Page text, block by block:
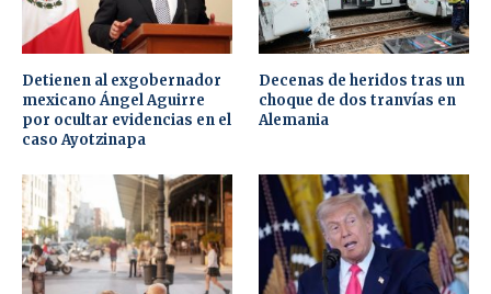
Detienen al exgobernador
mexicano Ángel Aguirre
por ocultar evidencias en el
caso Ayotzinapa
Decenas de heridos tras un
choque de dos tranvías en
Alemania